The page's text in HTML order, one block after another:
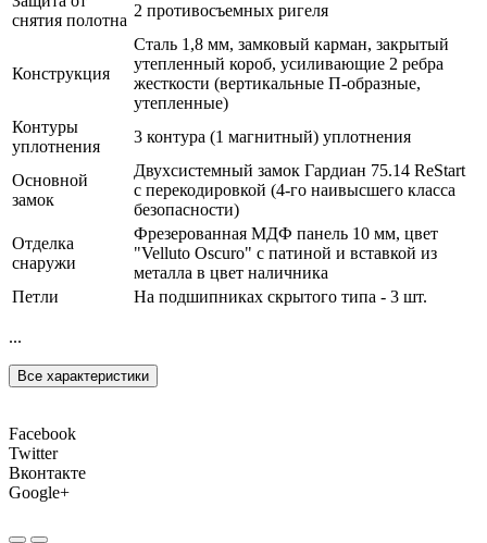
снятия полотна
2 противосъемных ригеля
Конструкция
Сталь 1,8 мм, замковый карман, закрытый
утепленный короб, усиливающие 2 ребра
жесткости (вертикальные П-образные,
утепленные)
Контуры
уплотнения
3 контура (1 магнитный) уплотнения
Основной
замок
Двухсистемный замок Гардиан 75.14 ReStart
с перекодировкой (4-го наивысшего класса
безопасности)
Отделка
снаружи
Фрезерованная МДФ панель 10 мм, цвет
"Velluto Oscuro" с патиной и вставкой из
металла в цвет наличника
Петли
На подшипниках скрытого типа - 3 шт.
...
Все характеристики
Facebook
Twitter
Вконтакте
Google+